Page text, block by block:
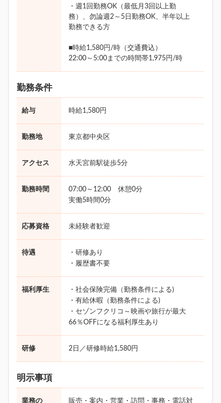
・週1回勤務OK（最低月3回以上勤
務）、勿論週2～5日勤務OK、半年以上
勤務できる方
■時給1,580円/時（交通費込）
22:00～5:00までの時間帯1,975円/時
勤務条件
給与 時給1,580円
勤務地 東京都中央区
アクセス 水天宮前駅徒歩5分
勤務時間
07:00～12:00 休憩0分
実働5時間0分
応募資格 未経験者歓迎
待遇
・研修あり
・履歴書不要
福利厚生
・社会保険完備（勤務条件による)
・有給休暇（勤務条件による)
・セゾンフクリコ～映画や旅行が最大
66％OFFになる福利厚生あり
研修 2日／研修時給1,580円
明示事項
業務の
販売・案内・営業・訪問・事務・電話対